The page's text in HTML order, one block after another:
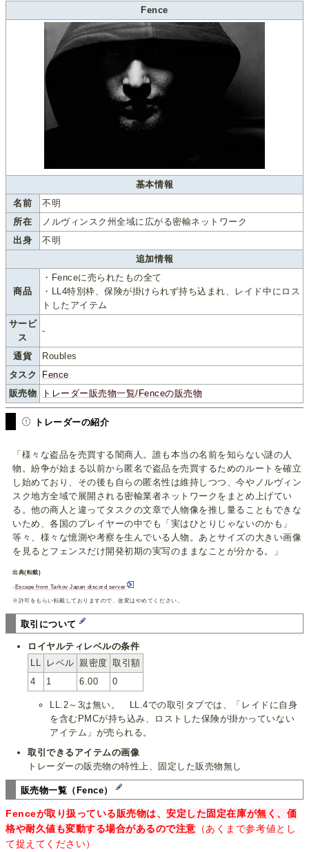
Fence
基本情報
名前
不明
所在
ノルヴィンスク州全域に広がる密輸ネットワーク
出身
不明
追加情報
商品
・Fenceに売られたもの全て
・LL4特別枠、保険が掛けられず持ち込まれ、レイド中にロス
トしたアイテム
サービ
ス
-
通貨
Roubles
タスク
Fence
販売物
トレーダー販売物一覧/Fenceの販売物
トレーダーの紹介
「様々な盗品を売買する闇商人。誰も本当の名前を知らない謎の人
物。紛争が始まる以前から匿名で盗品を売買するためのルートを確立
し始めており、その後も自らの匿名性は維持しつつ、今やノルヴィン
スク地方全域で展開される密輸業者ネットワークをまとめ上げてい
る。他の商人と違ってタスクの文章で人物像を推し量ることもできな
いため、各国のプレイヤーの中でも「実はひとりじゃないのかも」
等々、様々な憶測や考察を生んでいる人物。あとサイズの大きい画像
を見るとフェンスだけ開発初期の実写のままなことが分かる。」
出典(転載)
- Escape from Tarkov Japan discord server
※許可をもらい転載しておりますので、改変はやめてください。
取引について
ロイヤルティレベルの条件
LL
レベル 親密度 取引額
4
1 6.00 0
LL.2～3は無い。 LL.4での取引タブでは、「レイドに自身
を含むPMCが持ち込み、ロストした保険が掛かっていない
アイテム」が売られる。
取引できるアイテムの画像
トレーダーの販売物の特性上、固定した販売物無し
販売物一覧（Fence）
Fenceが取り扱っている販売物は、安定した固定在庫が無く、価
格や耐久値も変動する場合があるので注意 （あくまで参考値とし
て捉えてください）